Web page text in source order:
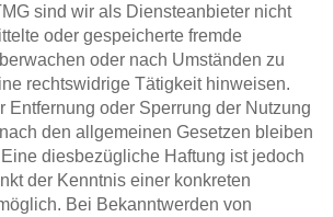
sind wir als Diensteanbieter nicht
oder gespeicherte fremde
oder nach Umständen zu
rechtswidrige Tätigkeit hinweisen.
Entfernung oder Sperrung der Nutzung
den allgemeinen Gesetzen bleiben
diesbezügliche Haftung ist jedoch
der Kenntnis einer konkreten
Bei Bekanntwerden von